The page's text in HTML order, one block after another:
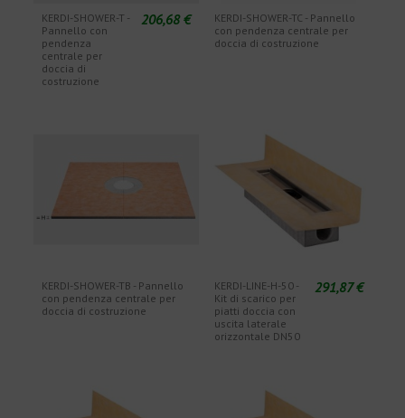
KERDI-SHOWER-T -
Pannello con
pendenza
centrale per
doccia di
costruzione
206,68 €
KERDI-SHOWER-TC - Pannello
con pendenza centrale per
doccia di costruzione
KERDI-SHOWER-TB - Pannello
con pendenza centrale per
doccia di costruzione
KERDI-LINE-H-50 -
Kit di scarico per
piatti doccia con
uscita laterale
orizzontale DN50
291,87 €